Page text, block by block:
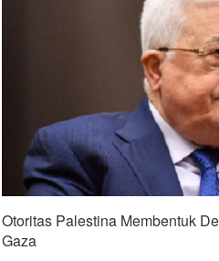
Otoritas Palestina Membentuk
Gaza